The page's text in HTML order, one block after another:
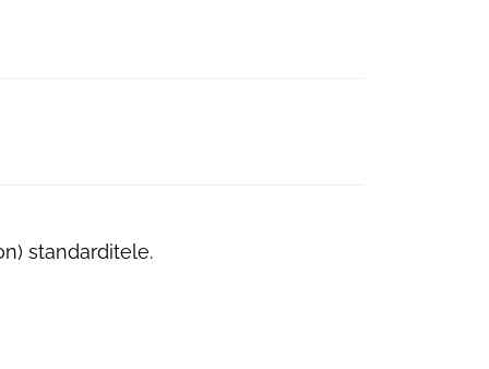
standarditele.